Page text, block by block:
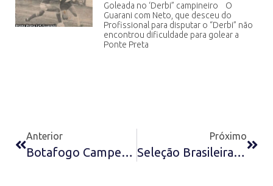
Goleada no ‘Derbi” campineiro O
Guarani com Neto, que desceu do
Profissional para disputar o “Derbi” não
encontrou dificuldade para golear a
Ponte Preta
Anterior
Botafogo Campeão Carioca ‘Juniores’ De 1978
Próximo
Seleção Brasileira Juvenil (Sub-20) De 1977